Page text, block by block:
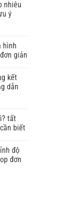
nhiêu
ý
hình
giản
kết
dẫn
tất
biết
độ
đơn